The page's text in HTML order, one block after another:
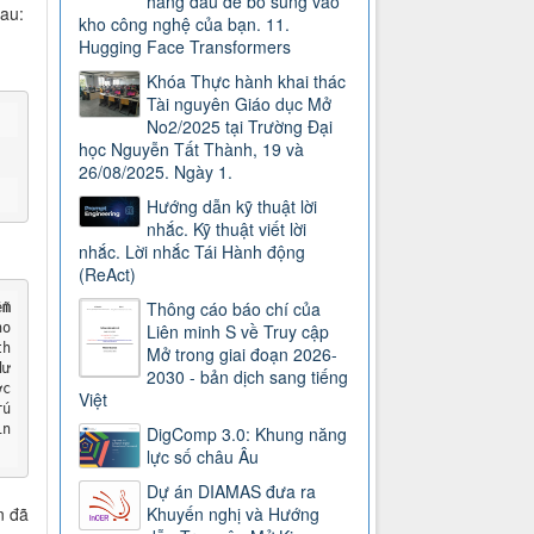
m
đã
kho công nghệ của bạn. 11.
Hugging Face Transformers
Khóa Thực hành khai thác
Tài nguyên Giáo dục Mở
No2/2025 tại Trường Đại
học Nguyễn Tất Thành, 19 và
26/08/2025. Ngày 1.
Hướng dẫn kỹ thuật lời
nhắc. Kỹ thuật viết lời
nhắc. Lời nhắc Tái Hành động
(ReAct)
Thông cáo báo chí của
Liên minh S về Truy cập
Mở trong giai đoạn 2026-
2030 - bản dịch sang tiếng
Việt
DigComp 3.0: Khung năng
lực số châu Âu
Dự án DIAMAS đưa ra
Khuyến nghị và Hướng